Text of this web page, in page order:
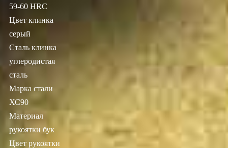
59-60 HRC
Цвет клинка
серый
Сталь клинка
углеродистая
сталь
Марка стали
ХС90
Материал
рукоятки бук
Цвет рукоятки